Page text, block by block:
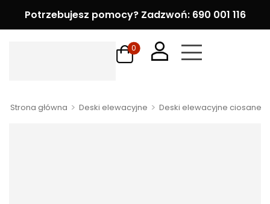
Potrzebujesz pomocy? Zadzwoń: 690 001 116
0
Strona główna > Deski elewacyjne > Deski elewacyjne ciosane